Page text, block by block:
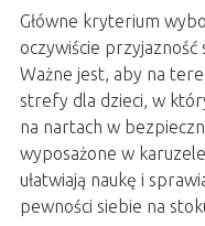
Główne kryterium
oczywiście przyjazność
Ważne jest, aby na
strefy dla dzieci, w
na nartach w
wyposażone w
ułatwiają naukę i
pewności siebie na